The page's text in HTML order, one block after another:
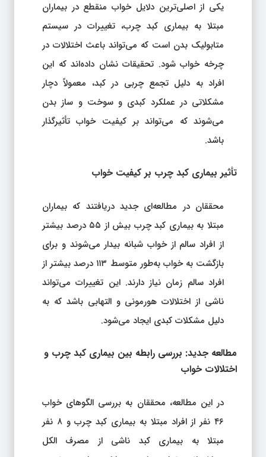
یکی از اصلی‌ترین دلایل خواب منقطع در بیماران
مبتلا به بیماری کبد چرب، تغییرات در سیستم
متابولیک بدن است که می‌تواند باعث اختلالات در
چرخه خواب شود. تحقیقات نشان داده‌اند که این
افراد به دلیل تجمع چربی در کبد، معمولاً دچار
مشکلاتی در عملکرد کبدی و سوخت و ساز بدن
می‌شوند که می‌تواند بر کیفیت خواب تأثیرگذار
باشد.
تأثیر بیماری کبد چرب بر کیفیت خواب
محققان در مطالعه‌ای جدید دریافتند که بیماران
مبتلا به بیماری کبد چرب بیش از ۵۵ درصد بیشتر
از افراد سالم از خواب شبانه بیدار می‌شوند و برای
بازگشت به خواب به‌طور متوسط ۱۱۳ درصد بیشتر از
افراد سالم زمان نیاز دارند. این تغییرات می‌تواند
ناشی از اختلالات هورمونی و التهابی باشد که به
دلیل مشکلات کبدی ایجاد می‌شود.
مطالعه جدید: بررسی رابطه بین بیماری کبد چرب و
اختلالات خواب
در این مطالعه، محققان به بررسی الگوهای خواب
۴۶ نفر از افراد مبتلا به بیماری کبد چرب و ۸ نفر
مبتلا به بیماری کبد ناشی از مصرف الکل